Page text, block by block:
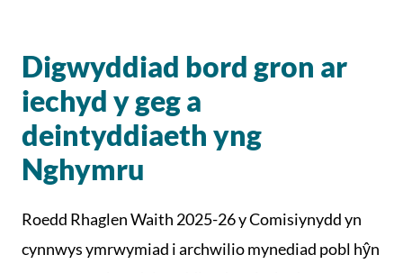
Digwyddiad bord gron ar
iechyd y geg a
deintyddiaeth yng
Nghymru
Roedd Rhaglen Waith 2025-26 y Comisiynydd yn
cynnwys ymrwymiad i archwilio mynediad pobl hŷn